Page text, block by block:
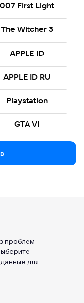
007 First Light
The Witcher 3
APPLE ID
APPLE ID RU
Playstation
GTA VI
проблем
для